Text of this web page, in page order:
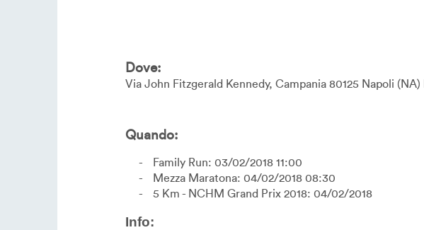
Dove:
Via John Fitzgerald Kennedy Campania 80125 Napoli NA
Quando:
Family Run: 03/02/2018 11:00
Mezza Maratona: 04/02/2018 08:30
5 Km - NCHM Grand Prix 2018: 04/02/2018
Info: